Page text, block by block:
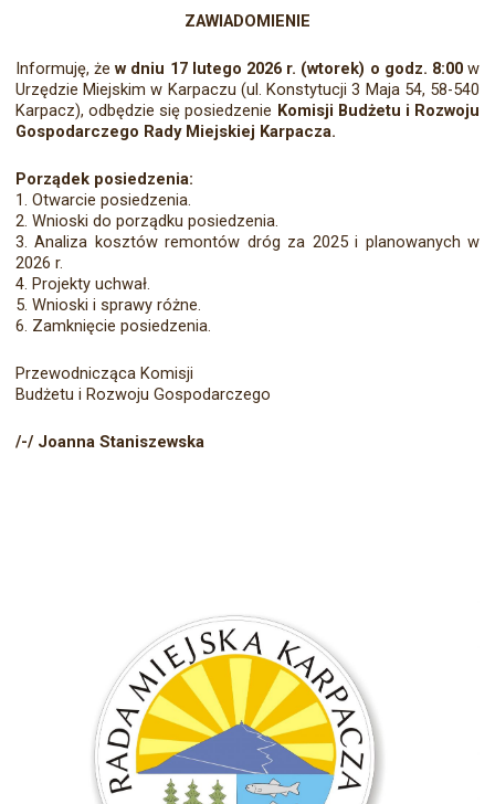
ZAWIADOMIENIE
Informuję, żew dniu 17 lutego 2026 r. (wtorek) o godz. 8:00 w
Urzędzie Miejskim w Karpaczu (ul. Konstytucji 3 Maja 54, 58-540
Karpacz), odbędzie się posiedzenie Komisji Budżetu i Rozwoju
Gospodarczego Rady Miejskiej Karpacza.
Porządek posiedzenia:
1. Otwarcie posiedzenia.
2. Wnioski do porządku posiedzenia.
3. Analiza kosztów remontów dróg za 2025 i planowanych w
2026 r.
4. Projekty uchwał.
5. Wnioski i sprawy różne.
6. Zamknięcie posiedzenia.
Przewodnicząca Komisji
Budżetu i Rozwoju Gospodarczego
/-/ Joanna Staniszewska